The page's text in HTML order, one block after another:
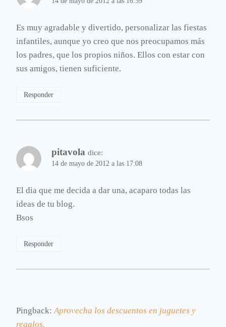
Es muy agradable y divertido, personalizar las fiestas
infantiles, aunque yo creo que nos preocupamos más
los padres, que los propios niños. Ellos con estar con
sus amigos, tienen suficiente.
Responder
pitavola dice:
14 de mayo de 2012 a las 17:08
El dia que me decida a dar una, acaparo todas las
ideas de tu blog.
Bsos
Responder
Pingback: Aprovecha los descuentos en juguetes y
regalos.